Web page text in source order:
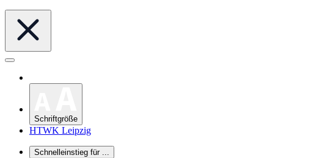
Schriftgröße
HTWK Leipzig
Schnelleinstieg für ...